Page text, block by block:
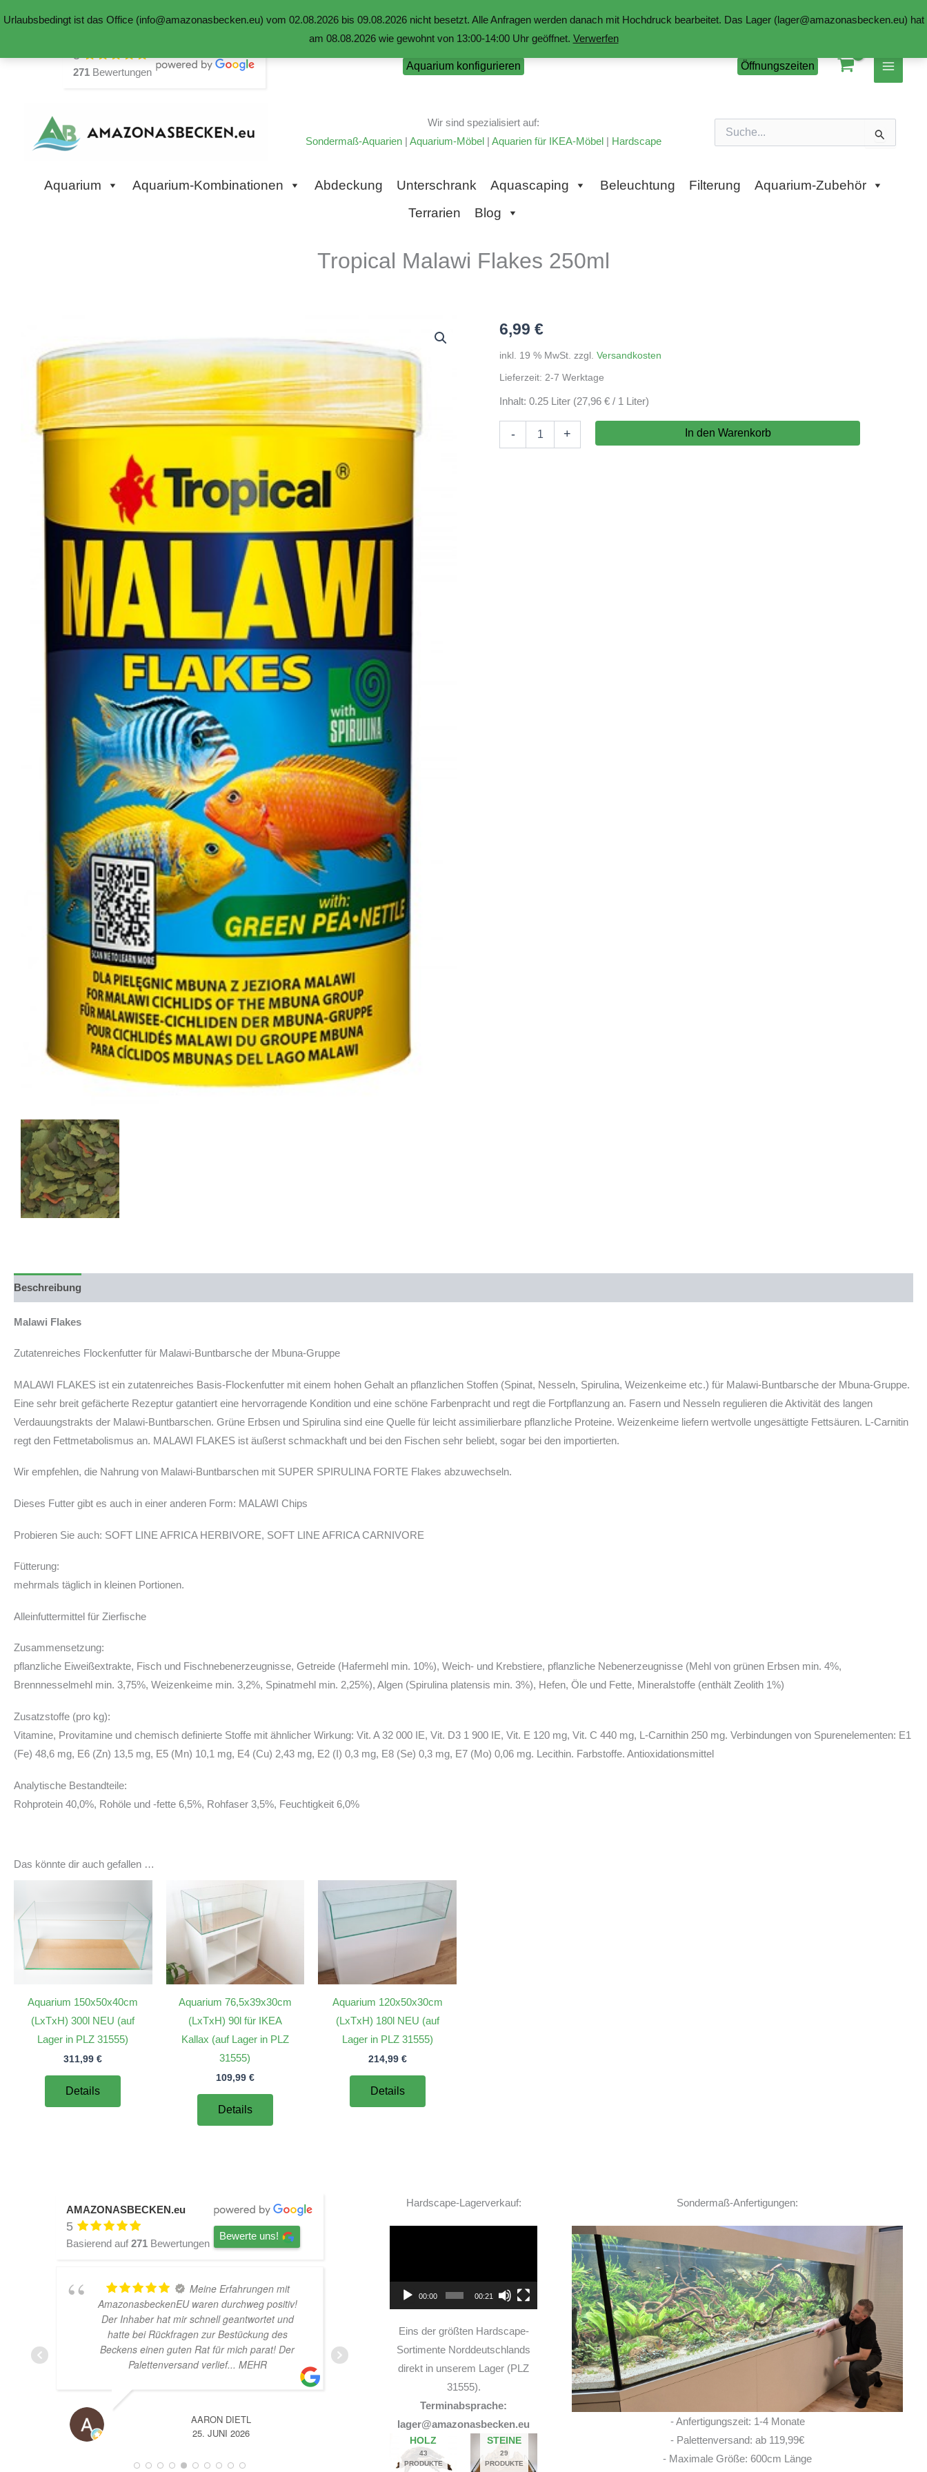
Urlaubsbedingt ist das Office (info@amazonasbecken.eu) vom 02.08.2026 bis 09.08.2026 nicht besetzt. Alle Anfragen werden danach mit Hochdruck bearbeitet. Das Lager (lager@amazonasbecken.eu) hat
am 08.08.2026 wie gewohnt von 13:00-14:00 Uhr geöffnet. Verwerfen
5
271 Bewertungen
Aquarium konfigurieren Öffnungszeiten
Wir sind spezialisiert auf:
Sondermaß-Aquarien | Aquarium-Möbel | Aquarien für IKEA-Möbel | Hardscape
nach:
Aquarium Aquarium-Kombinationen Abdeckung Unterschrank Aquascaping Beleuchtung Filterung
Aquarium-Zubehör
Terrarien
Blog
Tropical Malawi Flakes 250ml
6,99€
inkl. 19 % MwSt. zzgl.Versandkosten
Lieferzeit:2-7 Werktage
Inhalt: 0.25 Liter (27,96 € / 1 Liter)
- + In den Warenkorb
Beschreibung
Malawi Flakes
Zutatenreiches Flockenfutter für Malawi-Buntbarsche der Mbuna-Gruppe
MALAWI FLAKES ist ein zutatenreiches Basis-Flockenfutter mit einem hohen Gehalt an pflanzlichen Stoffen (Spinat, Nesseln, Spirulina, Weizenkeime etc.) für Malawi-Buntbarsche der Mbuna-Gruppe.
Eine sehr breit gefächerte Rezeptur gatantiert eine hervorragende Kondition und eine schöne Farbenpracht und regt die Fortpflanzung an. Fasern und Nesseln regulieren die Aktivität des langen
Verdauungstrakts der Malawi-Buntbarschen. Grüne Erbsen und Spirulina sind eine Quelle für leicht assimilierbare pflanzliche Proteine. Weizenkeime liefern wertvolle ungesättigte Fettsäuren. L-Carnitin
regt den Fettmetabolismus an. MALAWI FLAKES ist äußerst schmackhaft und bei den Fischen sehr beliebt, sogar bei den importierten.
Wir empfehlen, die Nahrung von Malawi-Buntbarschen mit SUPER SPIRULINA FORTE Flakes abzuwechseln.
Dieses Futter gibt es auch in einer anderen Form: MALAWI Chips
Probieren Sie auch: SOFT LINE AFRICA HERBIVORE, SOFT LINE AFRICA CARNIVORE
Fütterung:
mehrmals täglich in kleinen Portionen.
Alleinfuttermittel für Zierfische
Zusammensetzung:
pflanzliche Eiweißextrakte, Fisch und Fischnebenerzeugnisse, Getreide (Hafermehl min. 10%), Weich- und Krebstiere, pflanzliche Nebenerzeugnisse (Mehl von grünen Erbsen min. 4%,
Brennnesselmehl min. 3,75%, Weizenkeime min. 3,2%, Spinatmehl min. 2,25%), Algen (Spirulina platensis min. 3%), Hefen, Öle und Fette, Mineralstoffe (enthält Zeolith 1%)
Zusatzstoffe (pro kg):
Vitamine, Provitamine und chemisch definierte Stoffe mit ähnlicher Wirkung: Vit. A 32 000 IE, Vit. D3 1 900 IE, Vit. E 120 mg, Vit. C 440 mg, L-Carnithin 250 mg. Verbindungen von Spurenelementen: E1
(Fe) 48,6 mg, E6 (Zn) 13,5 mg, E5 (Mn) 10,1 mg, E4 (Cu) 2,43 mg, E2 (I) 0,3 mg, E8 (Se) 0,3 mg, E7 (Mo) 0,06 mg. Lecithin. Farbstoffe. Antioxidationsmittel
Analytische Bestandteile:
Rohprotein 40,0%, Rohöle und -fette 6,5%, Rohfaser 3,5%, Feuchtigkeit 6,0%
Das könnte dir auch gefallen …
Aquarium 150x50x40cm
(LxTxH) 300l NEU (auf
Lager in PLZ 31555)
311,99€
Details
Aquarium 76,5x39x30cm
(LxTxH) 90l für IKEA
Kallax (auf Lager in PLZ
31555)
109,99 €
Details
Aquarium 120x50x30cm
(LxTxH) 180l NEU (auf
Lager in PLZ 31555)
214,99 €
Details
AMAZONASBECKEN.eu
5
Basierend auf 271 Bewertungen
Bewerte uns!
Meine Erfahrungen mit
AmazonasbeckenEU waren durchweg positiv!
Der Inhaber hat mir schnell geantwortet und
hatte bei Rückfragen zur Bestückung des
Beckens einen guten Rat für mich parat! Der
Palettenversand verlief... MEHR
AARON DIETL
25. JUNI 2026
TOP Hardscape im Laden
und sehr nette Beratung! Ich bin super Glücklich
A
14. JUNI 2026
Ich habe vor einem Jahr zwei
Rochen hier erworben. Von Anfang bis Ende
habe ich eine super kompetente und ehrliche
Beratung erhalten! Auch im Nachgang bei
Fragen, habe ich immer
... MEHR
LISA ROHRLACHE
10. JUNI 2026
Hardscape-Lagerverkauf:
00:00 00:21
Eins der größten Hardscape-
Sortimente Norddeutschlands
direkt in unserem Lager (PLZ
31555).
Terminabsprache:
lager@amazonasbecken.eu
HOLZ
43
PRODUKTE
STEINE
29
PRODUKTE
Sondermaß-Anfertigungen:
- Anfertigungszeit: 1-4 Monate
- Palettenversand: ab 119,99€
- Maximale Größe: 600cm Länge